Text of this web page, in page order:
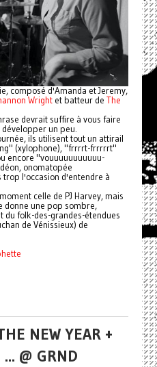
composé d'Amanda et Jeremy,
Wrightet batteur de The
devrait suffire à vous faire
un peu.
ils utilisent tout un attirail
(xylophone), "frrrrt-frrrrrt"
encore "vouuuuuuuuuuu-
onomatopée
l'occasion d'entendre à
celle de PJ Harvey, mais
donne une pop sombre,
folk-des-grandes-étendues
de Vénissieux) de
NEW YEAR +
... @ GRND